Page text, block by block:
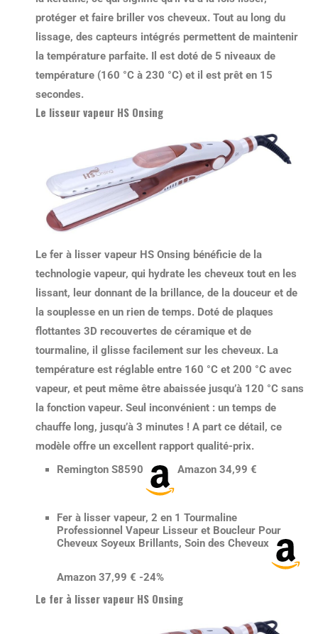
protéger et faire briller vos cheveux. Tout au long du
lissage, des capteurs intégrés permettent de maintenir
la température parfaite. Il est doté de 5 niveaux de
température (160 °C à 230 °C) et il est prêt en 15
secondes.
Le lisseur vapeur HS Onsing
Le fer à lisser vapeur HS Onsing bénéficie de la
technologie vapeur, qui hydrate les cheveux tout en les
lissant, leur donnant de la brillance, de la douceur et de
la souplesse en un rien de temps. Doté de plaques
flottantes 3D recouvertes de céramique et de
tourmaline, il glisse facilement sur les cheveux. La
température est réglable entre 160 °C et 200 °C avec
vapeur, et peut même être abaissée jusqu’à 120 °C sans
la fonction vapeur. Seul inconvénient : un temps de
chauffe long, jusqu’à 3 minutes ! A part ce détail, ce
modèle offre un excellent rapport qualité-prix.
Remington S8590
Amazon 34,99 €
Fer à lisser vapeur, 2 en 1 Tourmaline
Professionnel Vapeur Lisseur et Boucleur Pour
Cheveux Soyeux Brillants, Soin des Cheveux
Amazon 37,99 € -24%
Le fer à lisser vapeur HS Onsing